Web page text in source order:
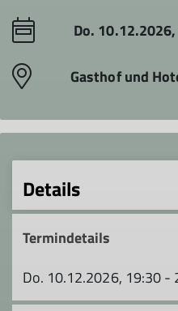
Do.
Gasthof und
Details
Termindetails
Do. 10.12.2026, 19:30 -